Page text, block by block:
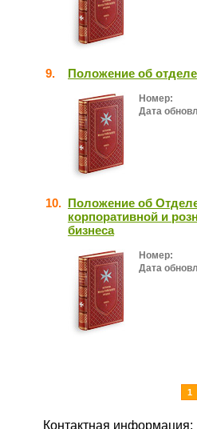
9. Положение об
Номер:
Дата
10. Положение об
корпоративной и
бизнеса
Номер:
Дата
1
Контактная информация: